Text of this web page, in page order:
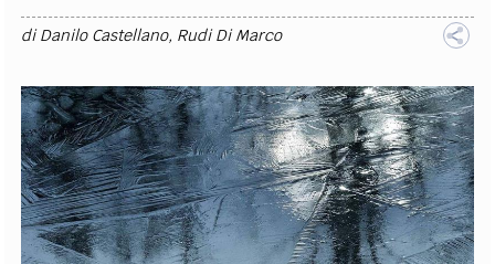
diDanilo Castellano, Rudi Di Marco